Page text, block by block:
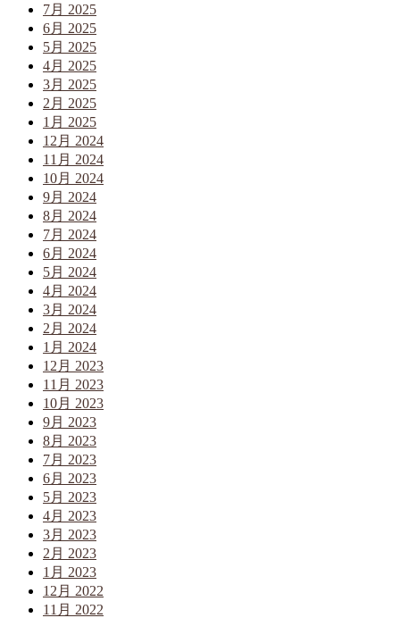
7月 2025
6月 2025
5月 2025
4月 2025
3月 2025
2月 2025
1月 2025
12月 2024
11月 2024
10月 2024
9月 2024
8月 2024
7月 2024
6月 2024
5月 2024
4月 2024
3月 2024
2月 2024
1月 2024
12月 2023
11月 2023
10月 2023
9月 2023
8月 2023
7月 2023
6月 2023
5月 2023
4月 2023
3月 2023
2月 2023
1月 2023
12月 2022
11月 2022